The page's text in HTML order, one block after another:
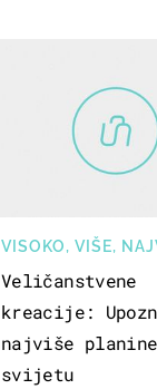
VISOKO, VIŠE,
Veličanstvene
kreacije:
najviše
svijetu